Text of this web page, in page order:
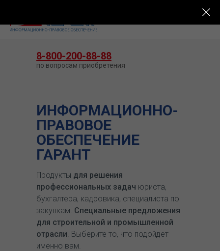
ИНФОРМАЦИОННО-
ПРАВОВОЕ
ОБЕСПЕЧЕНИЕ
ГАРАНТ
Продукты для решения
профессиональных задач юриста,
бухгалтера, кадровика, специалиста по
закупкам. Специальные предложения
для строительной и промышленной
отрасли. Выберите то, что подойдет
именно вам.
8-800-200-88-88
по вопросам приобретения